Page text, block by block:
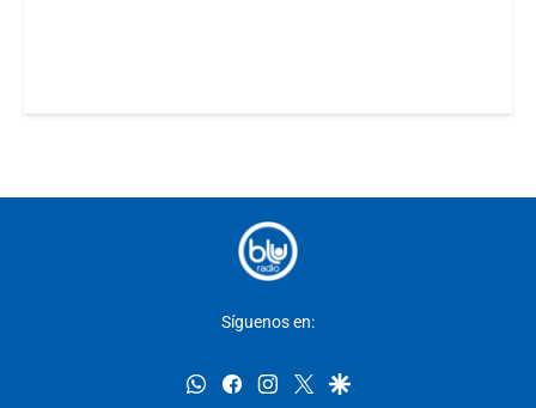
Síguenos en:
whatsappfacebookinstagram
twittergoogle